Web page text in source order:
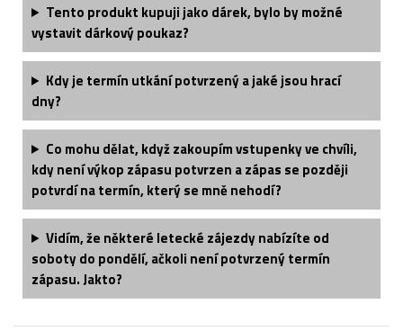
Tento produkt kupuji jako dárek, bylo by možné
vystavit dárkový poukaz?
Kdy je termín utkání potvrzený a jaké jsou hrací
dny?
Co mohu dělat, když zakoupím vstupenky ve chvíli,
kdy není výkop zápasu potvrzen a zápas se později
potvrdí na termín, který se mně nehodí?
Vidím, že některé letecké zájezdy nabízíte od
soboty do pondělí, ačkoli není potvrzený termín
zápasu. Jakto?